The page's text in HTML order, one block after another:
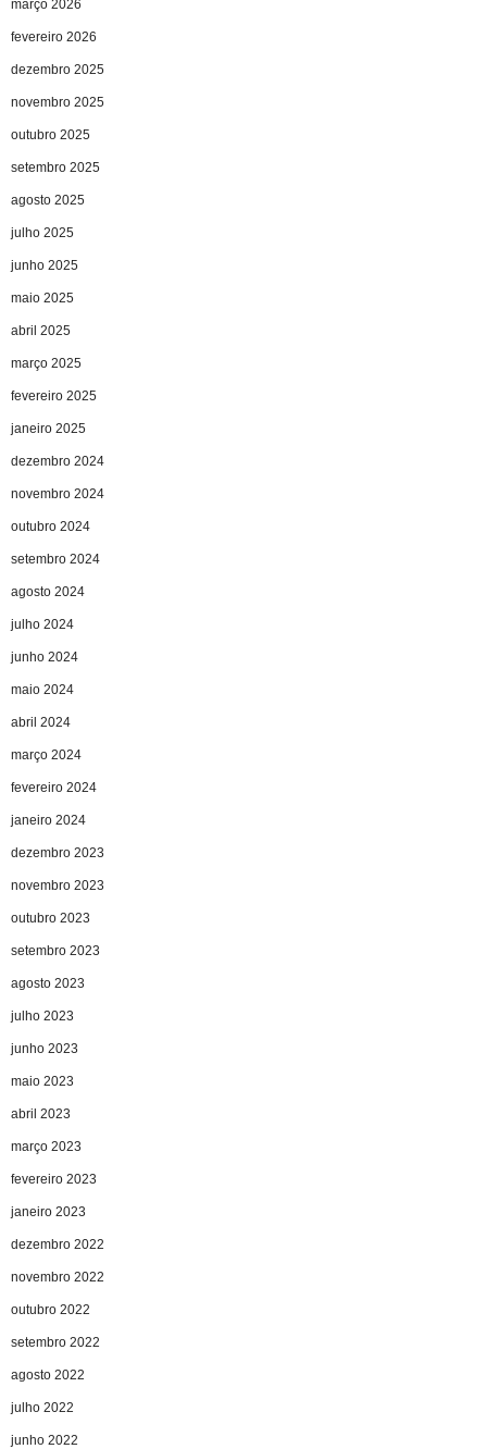
março 2026
fevereiro 2026
dezembro 2025
novembro 2025
outubro 2025
setembro 2025
agosto 2025
julho 2025
junho 2025
maio 2025
abril 2025
março 2025
fevereiro 2025
janeiro 2025
dezembro 2024
novembro 2024
outubro 2024
setembro 2024
agosto 2024
julho 2024
junho 2024
maio 2024
abril 2024
março 2024
fevereiro 2024
janeiro 2024
dezembro 2023
novembro 2023
outubro 2023
setembro 2023
agosto 2023
julho 2023
junho 2023
maio 2023
abril 2023
março 2023
fevereiro 2023
janeiro 2023
dezembro 2022
novembro 2022
outubro 2022
setembro 2022
agosto 2022
julho 2022
junho 2022